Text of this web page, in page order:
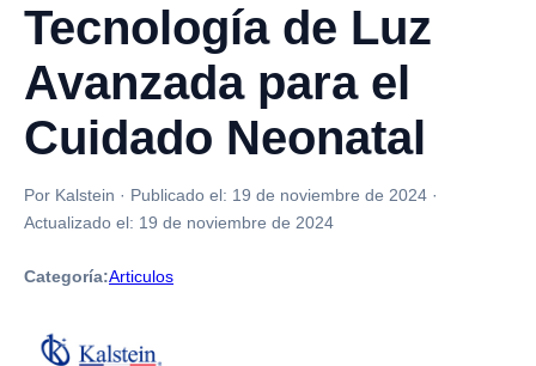
Tecnología de Luz
Avanzada para el
Cuidado Neonatal
Por Kalstein · Publicado el: 19 de noviembre de 2024 ·
Actualizado el: 19 de noviembre de 2024
Categoría:Articulos